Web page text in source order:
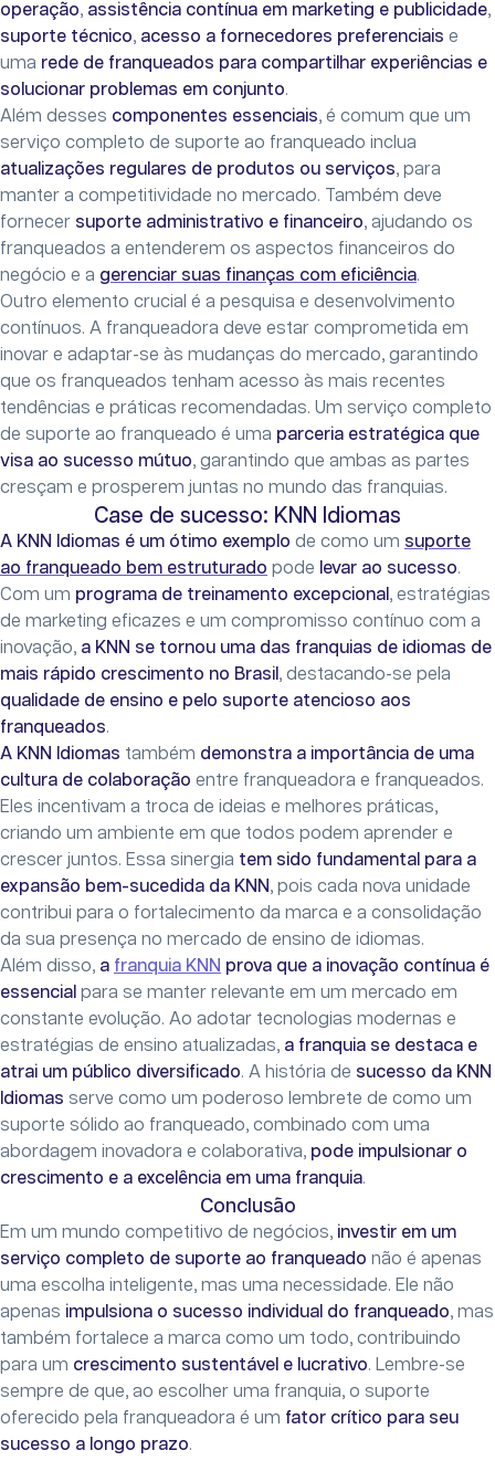
operação, assistência contínua em marketing e publicidade,
suporte técnico, acesso a fornecedores preferenciais e
uma rede de franqueados para compartilhar experiências e
solucionar problemas em conjunto.
Além desses componentes essenciais, é comum que um
serviço completo de suporte ao franqueado inclua
atualizações regulares de produtos ou serviços, para
manter a competitividade no mercado. Também deve
fornecer suporte administrativo e financeiro, ajudando os
franqueados a entenderem os aspectos financeiros do
negócio e a gerenciar suas finanças com eficiência.
Outro elemento crucial é a pesquisa e desenvolvimento
contínuos. A franqueadora deve estar comprometida em
inovar e adaptar-se às mudanças do mercado, garantindo
que os franqueados tenham acesso às mais recentes
tendências e práticas recomendadas. Um serviço completo
de suporte ao franqueado é uma parceria estratégica que
visa ao sucesso mútuo, garantindo que ambas as partes
cresçam e prosperem juntas no mundo das franquias.
Case de sucesso: KNN Idiomas
A KNN Idiomas é um ótimo exemplo de como um suporte
ao franqueado bem estruturado pode levar ao sucesso.
Com um programa de treinamento excepcional , estratégias
de marketing eficazes e um compromisso contínuo com a
inovação, a KNN se tornou uma das franquias de idiomas de
mais rápido crescimento no Brasil , destacando-se pela
qualidade de ensino e pelo suporte atencioso aos
franqueados.
A KNN Idiomas também demonstra a importância de uma
cultura de colaboração entre franqueadora e franqueados.
Eles incentivam a troca de ideias e melhores práticas,
criando um ambiente em que todos podem aprender e
crescer juntos. Essa sinergia tem sido fundamental para a
expansão bem-sucedida da KNN, pois cada nova unidade
contribui para o fortalecimento da marca e a consolidação
da sua presença no mercado de ensino de idiomas.
Além disso, a franquia KNN prova que a inovação contínua é
essencial para se manter relevante em um mercado em
constante evolução. Ao adotar tecnologias modernas e
estratégias de ensino atualizadas, a franquia se destaca e
atrai um público diversificado. A história de sucesso da KNN
Idiomas serve como um poderoso lembrete de como um
suporte sólido ao franqueado, combinado com uma
abordagem inovadora e colaborativa, pode impulsionar o
crescimento e a excelência em uma franquia.
Conclusão
Em um mundo competitivo de negócios, investir em um
serviço completo de suporte ao franqueado não é apenas
uma escolha inteligente, mas uma necessidade. Ele não
apenas impulsiona o sucesso individual do franqueado, mas
também fortalece a marca como um todo, contribuindo
para um crescimento sustentável e lucrativo. Lembre-se
sempre de que, ao escolher uma franquia, o suporte
oferecido pela franqueadora é um fator crítico para seu
sucesso a longo prazo.